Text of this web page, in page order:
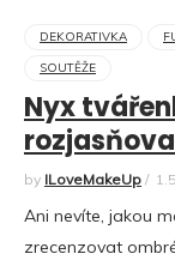
DEKORATIVKA
SOUTĚŽE
Nyx
by ILoveMakeUp /
Ani nevíte, jakou
zrecenzovat